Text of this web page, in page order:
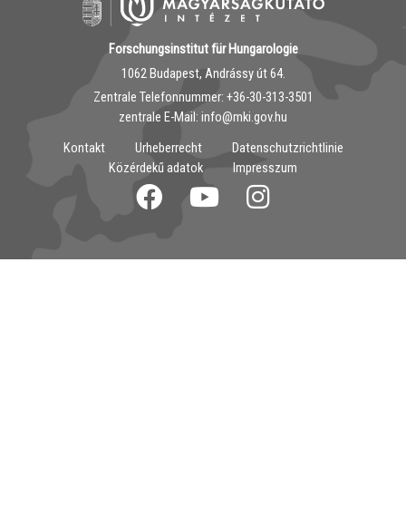
Forschungsinstitut für Hungarologie
1062 Budapest, Andrássy út 64.
Zentrale Telefonnummer: ‭+36-30-313-3501
zentrale E-Mail: info@mki.gov.hu
Kontakt
Urheberrecht
Datenschutzrichtlinie
Közérdekű adatok
Impresszum